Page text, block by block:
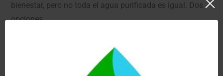
bienestar, pero no toda el agua purificada es igual. Dos
opciones...